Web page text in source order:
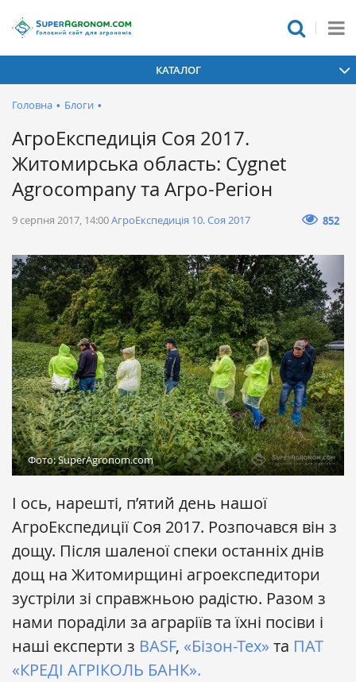
КАТАЛОГ
Головна • Блоги •
АгроЕкспедиція Соя 2017.
Житомирська область: Cygnet
Agrocompany та Агро-Регіон
9 серпня 2017, 14:00АгроЕкспедиція 10. Соя 2017 852
Фото: SuperAgronom.com
І ось, нарешті, п’ятий день нашої
АгроЕкспедиції Соя 2017. Розпочався він з
дощу. Після шаленої спеки останніх днів
дощ на Житомирщині агроекспедитори
зустріли зі справжньою радістю. Разом з
нами пораділи за аграріїв та їхні посіви і
наші експерти з BASF, «Бізон-Тех» та ПАТ
«КРЕДІ АГРІКОЛЬ БАНК».